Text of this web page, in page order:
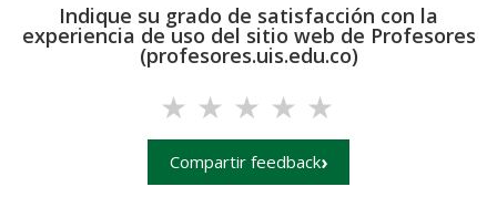
Indique su grado de satisfacción con la
experiencia de uso del sitio web de Profesores
(profesores.uis.edu.co)